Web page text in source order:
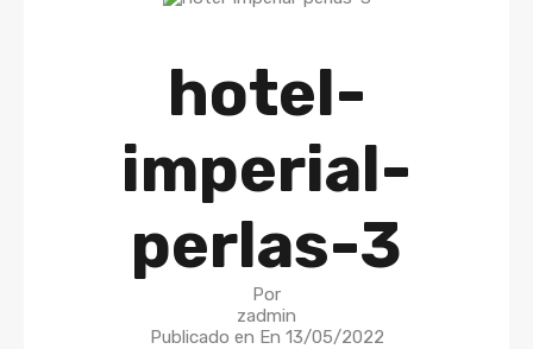
hotel-
imperial-
perlas-3
Por
zadmin
Publicado en En 13/05/2022